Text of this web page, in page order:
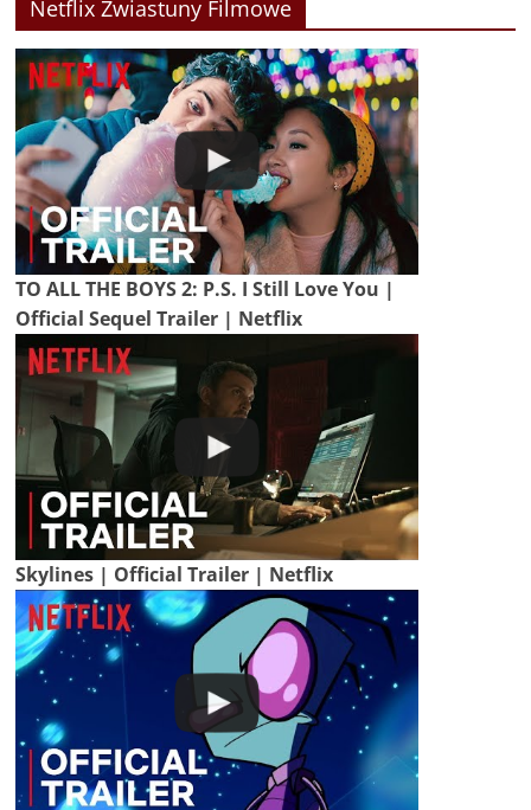
Netflix Zwiastuny Filmowe
TO ALL THE BOYS 2: P.S. I Still Love You |
Official Sequel Trailer | Netflix
Skylines | Official Trailer | Netflix